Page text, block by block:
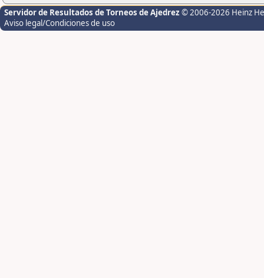
Servidor de Resultados de Torneos de Ajedrez © 2006-2026 Heinz
Aviso legal/Condiciones de uso